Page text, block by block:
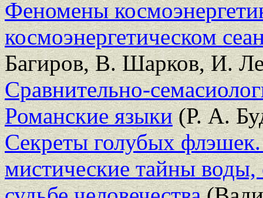
Феномены
космоэнергетическом
Багиров, В. Шарков, И.
Сравнительно-
Романские языки(Р. А.
Секреты голубых
мистические тайны воды,